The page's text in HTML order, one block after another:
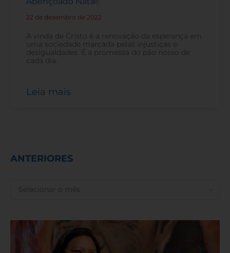
22 de dezembro de 2022
A vinda de Cristo é a renovação da esperança em
uma sociedade marcada pelas injustiças e
desigualdades. É a promessa do pão nosso de
cada dia.
Leia mais
ANTERIORES